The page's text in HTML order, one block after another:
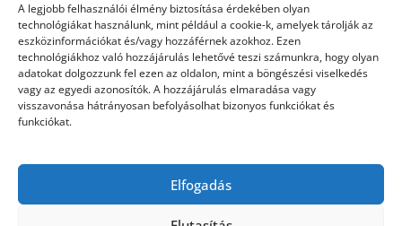
A legjobb felhasználói élmény biztosítása érdekében olyan
technológiákat használunk, mint például a cookie-k, amelyek tárolják az
eszközinformációkat és/vagy hozzáférnek azokhoz. Ezen
technológiákhoz való hozzájárulás lehetővé teszi számunkra, hogy olyan
adatokat dolgozzunk fel ezen az oldalon, mint a böngészési viselkedés
vagy az egyedi azonosítók. A hozzájárulás elmaradása vagy
visszavonása hátrányosan befolyásolhat bizonyos funkciókat és
funkciókat.
Elfogadás
Táskák
Vásárlás
Webáruház
Casco biztosítás használt járműre